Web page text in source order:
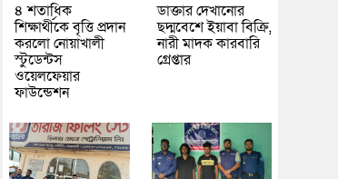
৪ শতাধিক
শিক্ষার্থীকে বৃত্তি প্রদান
করলো নোয়াখালী
স্টুডেন্টস
ওয়েলফেয়ার
ফাউন্ডেশন
ডাক্তার দেখানোর
ছদ্মবেশে ইয়াবা বিক্রি,
নারী মাদক কারবারি
গ্রেপ্তার